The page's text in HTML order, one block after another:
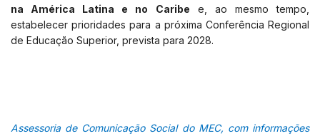
na América Latina e no Caribe e, ao mesmo tempo,
estabelecer prioridades para a próxima Conferência Regional
de Educação Superior, prevista para 2028.
Assessoria de Comunicação Social do MEC, com informações